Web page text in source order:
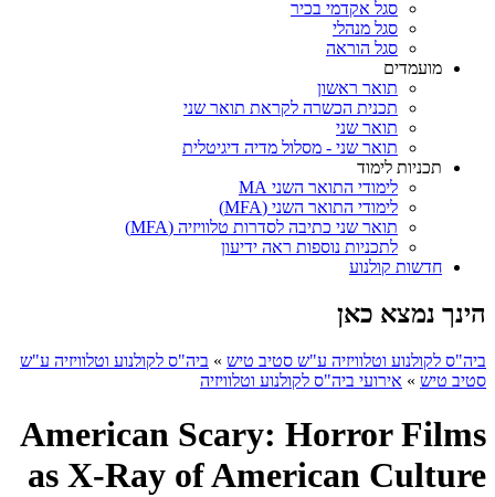
סגל אקדמי בכיר
סגל מנהלי
סגל הוראה
מועמדים
תואר ראשון
תכנית הכשרה לקראת תואר שני
תואר שני
תואר שני - מסלול מדיה דיגיטלית
תכניות לימוד
לימודי התואר השני MA
לימודי התואר השני (MFA)
תואר שני כתיבה לסדרות טלוויזיה (MFA)
לתכניות נוספות ראה ידיעון
חדשות קולנוע
הינך נמצא כאן
ביה"ס לקולנוע וטלוויזיה ע"ש סטיב טיש » ביה"ס לקולנוע וטלוויזיה ע"ש
סטיב טיש » אירועי ביה"ס לקולנוע וטלוויזיה
American Scary: Horror Films
as X-Ray of American Culture